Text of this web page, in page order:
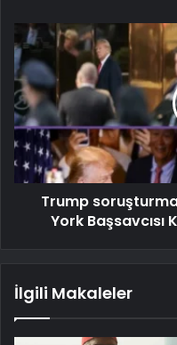
Trump
York
İlgili Makaleler